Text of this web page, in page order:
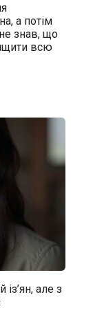
а потім
знав, що
всю
із’ян, але з